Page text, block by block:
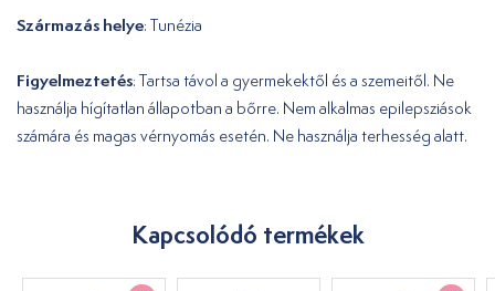
Származás helye: Tunézia
Figyelmeztetés: Tartsa távol a gyermekektől és a szemeitől. Ne
használja hígítatlan állapotban a bőrre. Nem alkalmas epilepsziások
számára és magas vérnyomás esetén. Ne használja terhesség alatt.
Kapcsolódó termékek